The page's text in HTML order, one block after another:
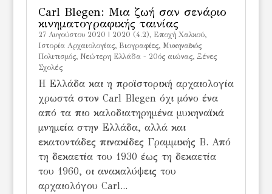
Carl Blegen: Μια ζωή σαν σενάριο
κινηματογραφικής ταινίας
27 Αυγούστου 2020 2020 (4.2), Eποχή Χαλκού,
Iστορία Αρχαιολογίας, Βιογραφίες, Μυκηναϊκός
Πολιτισμός, Νεώτερη Ελλάδα - 20ός αιώνας, Ξένες
Σχολές
Η Ελλάδα και η προϊστορική αρχαιολογία
χρωστά στον Carl Blegen όχι μόνο ένα
από τα πιο καλοδιατηρημένα μυκηναϊκά
μνημεία στην Ελλάδα, αλλά και
εκατοντάδες πινακίδες Γραμμικής Β. Από
τη δεκαετία του 1930 έως τη δεκαετία
του 1960, οι ανακαλύψεις του
αρχαιολόγου Carl...